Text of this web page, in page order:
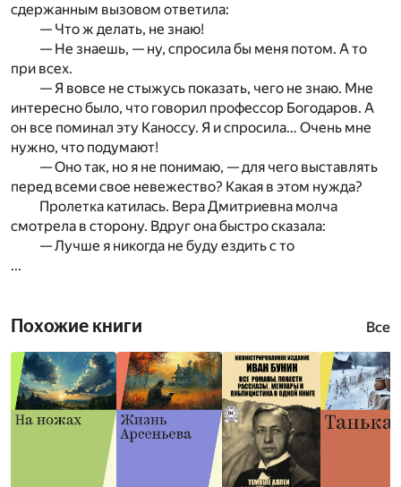
сдержанным вызовом ответила:
— Что ж делать, не знаю!
— Не знаешь, — ну, спросила бы меня потом. А то
при всех.
— Я вовсе не стыжусь показать, чего не знаю. Мне
интересно было, что говорил профессор Богодаров. А
он все поминал эту Каноссу. Я и спросила… Очень мне
нужно, что подумают!
— Оно так, но я не понимаю, — для чего выставлять
перед всеми свое невежество? Какая в этом нужда?
Пролетка катилась. Вера Дмитриевна молча
смотрела в сторону. Вдруг она быстро сказала:
— Лучше я никогда не буду ездить с то
...
Похожие книги Все